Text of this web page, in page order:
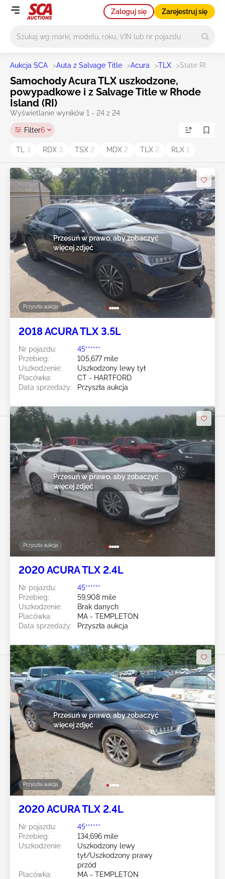
Zaloguj się Zarejestruj się
Aukcja SCA >Auta z Salvage Title >Acura >TLX >State RI
Samochody Acura TLX uszkodzone,
powypadkowe i z Salvage Title w Rhode
Island (RI)
Wyświetlanie wyników 1 - 24 z 24
Filter6
TL 3 RDX 3 TSX 2 MDX 2 TLX 2 RLX 1
Przyszła aukcja
Przesuń w prawo, aby zobaczyć
więcej zdjęć
2018 ACURA TLX 3.5L
Nr pojazdu:
45******
Przebieg:
105,677 mile
Uszkodzenie:
Uszkodzony lewy tył
Placówka:
CT - HARTFORD
Data sprzedaży:
Przyszła aukcja
Przyszła aukcja
Przesuń w prawo, aby zobaczyć
więcej zdjęć
2020 ACURA TLX 2.4L
Nr pojazdu:
45******
Przebieg:
59,908 mile
Uszkodzenie:
Brak danych
Placówka:
MA - TEMPLETON
Data sprzedaży:
Przyszła aukcja
Przyszła aukcja
Przesuń w prawo, aby zobaczyć
więcej zdjęć
2020 ACURA TLX 2.4L
Nr pojazdu:
45******
Przebieg:
134,696 mile
Uszkodzenie:
Uszkodzony lewy
tył/Uszkodzony prawy
przód
Placówka:
MA - TEMPLETON